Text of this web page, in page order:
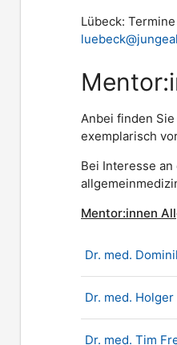
Lübeck:
Anbei finden
exemplarisch
Bei Interesse
Mentor:innen
Dr. med.
Dr. med. Holger
Dr. med. Tim